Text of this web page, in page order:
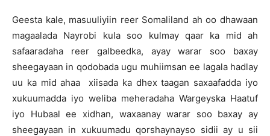
Geesta kale, masuuliyiin reer Somaliland ah oo dhawaan
magaalada Nayrobi kula soo kulmay qaar ka mid ah
safaaradaha reer galbeedka, ayay warar soo baxay
sheegayaan in qodobada ugu muhiimsan ee lagala hadlay
uu ka mid ahaa xiisada ka dhex taagan saxaafadda iyo
xukuumadda iyo weliba meheradaha Wargeyska Haatuf
iyo Hubaal ee xidhan, waxaanay warar soo baxay ay
sheegayaan in xukuumadu qorshaynayso sidii ay u sii